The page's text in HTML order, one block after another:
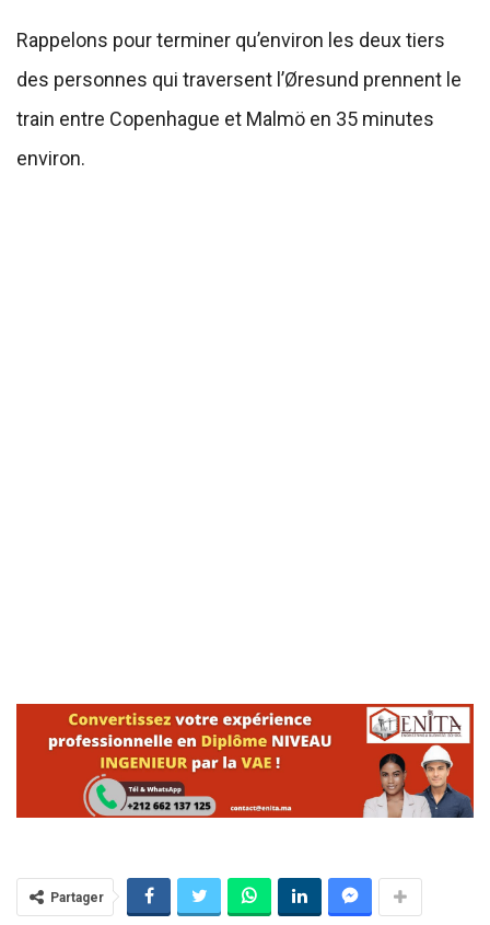
Rappelons pour terminer qu’environ les deux tiers
des personnes qui traversent l’Øresund prennent le
train entre Copenhague et Malmö en 35 minutes
environ.
Partager